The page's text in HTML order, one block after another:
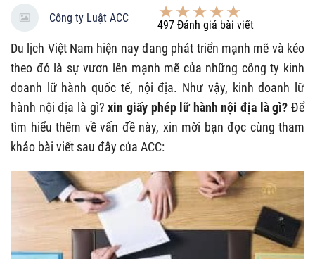
Công ty Luật ACC
497 Đánh giá bài viết
Du lịch Việt Nam hiện nay đang phát triển mạnh mẽ và kéo
theo đó là sự vươn lên mạnh mẽ của những công ty kinh
doanh lữ hành quốc tế, nội địa. Như vậy, kinh doanh lữ
hành nội địa là gì? xin giấy phép lữ hành nội địa là gì?Để
tìm hiểu thêm về vấn đề này, xin mời bạn đọc cùng tham
khảo bài viết sau đây của ACC: